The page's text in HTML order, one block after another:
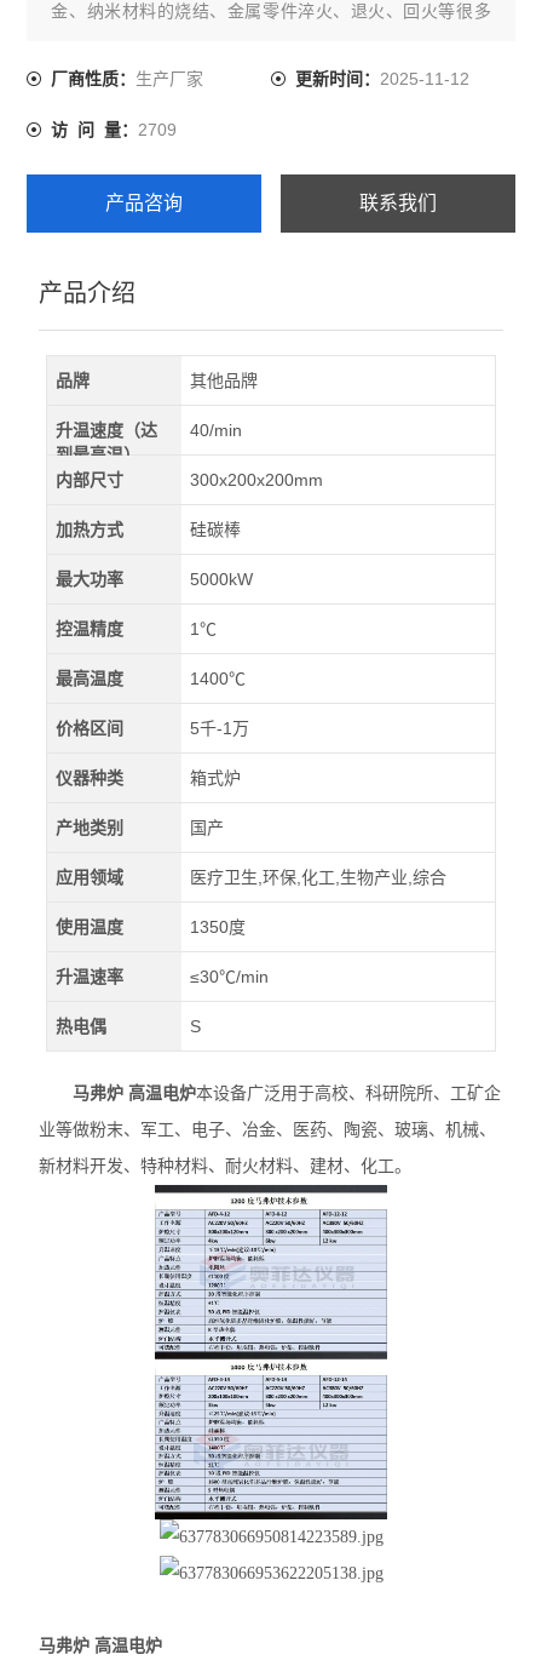
金、纳米材料的烧结、金属零件淬火、退火、回火等很多
厂商性质： 生产厂家 更新时间： 2025-11-12
访 问 量：2709
产品咨询 联系我们
产品介绍
品牌 其他品牌
升温速度（达
到最高温）
40/min
内部尺寸 300x200x200mm
加热方式 硅碳棒
最大功率 5000kW
控温精度 1℃
最高温度 1400℃
价格区间 5千-1万
仪器种类 箱式炉
产地类别 国产
应用领域 医疗卫生,环保,化工,生物产业,综合
使用温度 1350度
升温速率 ≤30℃/min
热电偶 S
马弗炉 高温电炉本设备广泛用于高校、科研院所、工矿企
业等做粉末、军工、电子、冶金、医药、陶瓷、玻璃、机械、
新材料开发、特种材料、耐火材料、建材、化工。
马弗炉 高温电炉